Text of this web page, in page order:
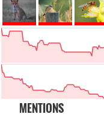
MENTIONS